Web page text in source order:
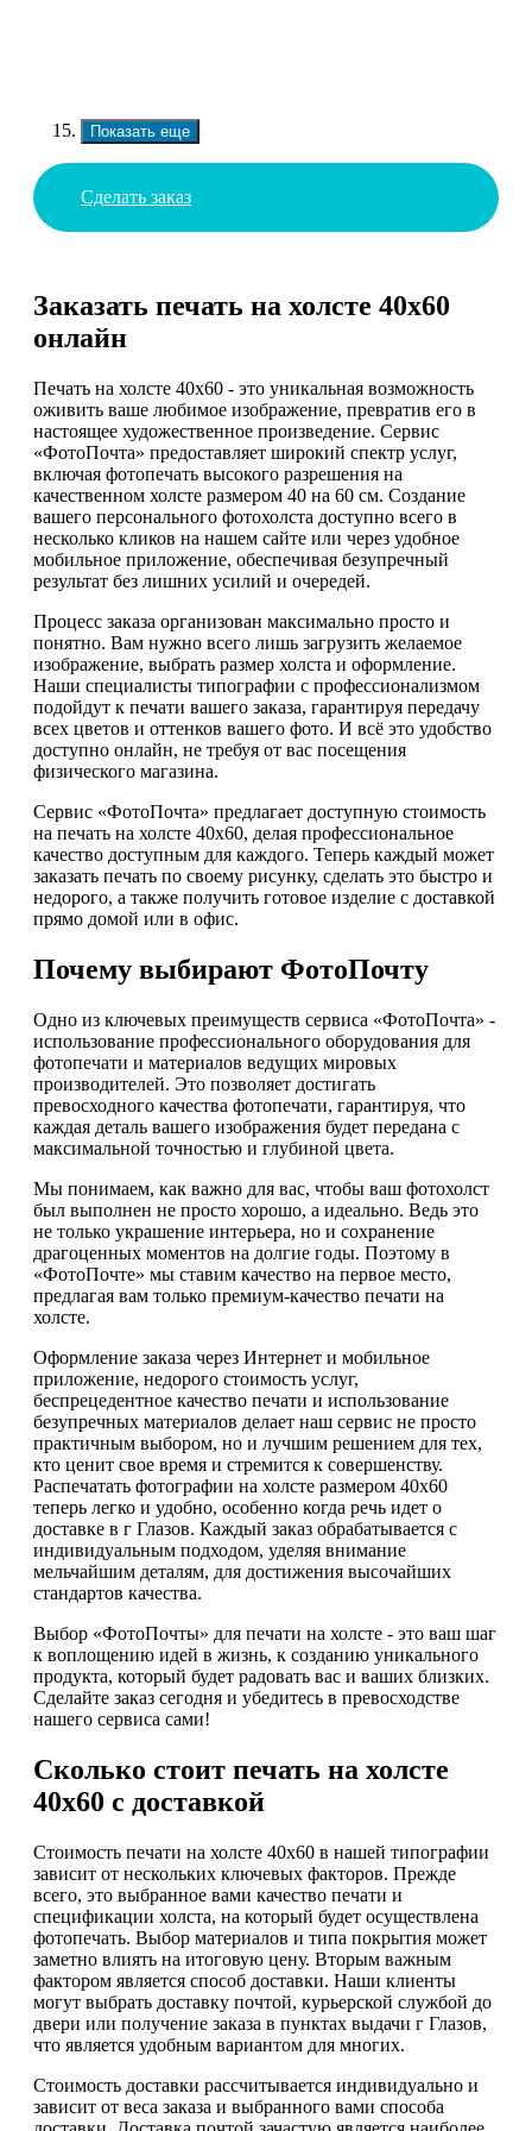
Показать еще
Сделать заказ
Заказать печать на холсте 40х60
онлайн
Печать на холсте 40х60 - это уникальная возможность
оживить ваше любимое изображение, превратив его в
настоящее художественное произведение. Сервис
«ФотоПочта» предоставляет широкий спектр услуг,
включая фотопечать высокого разрешения на
качественном холсте размером 40 на 60 см. Создание
вашего персонального фотохолста доступно всего в
несколько кликов на нашем сайте или через удобное
мобильное приложение, обеспечивая безупречный
результат без лишних усилий и очередей.
Процесс заказа организован максимально просто и
понятно. Вам нужно всего лишь загрузить желаемое
изображение, выбрать размер холста и оформление.
Наши специалисты типографии с профессионализмом
подойдут к печати вашего заказа, гарантируя передачу
всех цветов и оттенков вашего фото. И всё это удобство
доступно онлайн, не требуя от вас посещения
физического магазина.
Сервис «ФотоПочта» предлагает доступную стоимость
на печать на холсте 40х60, делая профессиональное
качество доступным для каждого. Теперь каждый может
заказать печать по своему рисунку, сделать это быстро и
недорого, а также получить готовое изделие с доставкой
прямо домой или в офис.
Почему выбирают ФотоПочту
Одно из ключевых преимуществ сервиса «ФотоПочта» -
использование профессионального оборудования для
фотопечати и материалов ведущих мировых
производителей. Это позволяет достигать
превосходного качества фотопечати, гарантируя, что
каждая деталь вашего изображения будет передана с
максимальной точностью и глубиной цвета.
Мы понимаем, как важно для вас, чтобы ваш фотохолст
был выполнен не просто хорошо, а идеально. Ведь это
не только украшение интерьера, но и сохранение
драгоценных моментов на долгие годы. Поэтому в
«ФотоПочте» мы ставим качество на первое место,
предлагая вам только премиум-качество печати на
холсте.
Оформление заказа через Интернет и мобильное
приложение, недорого стоимость услуг,
беспрецедентное качество печати и использование
безупречных материалов делает наш сервис не просто
практичным выбором, но и лучшим решением для тех,
кто ценит свое время и стремится к совершенству.
Распечатать фотографии на холсте размером 40х60
теперь легко и удобно, особенно когда речь идет о
доставке в г Глазов. Каждый заказ обрабатывается с
индивидуальным подходом, уделяя внимание
мельчайшим деталям, для достижения высочайших
стандартов качества.
Выбор «ФотоПочты» для печати на холсте - это ваш шаг
к воплощению идей в жизнь, к созданию уникального
продукта, который будет радовать вас и ваших близких.
Сделайте заказ сегодня и убедитесь в превосходстве
нашего сервиса сами!
Сколько стоит печать на холсте
40х60 с доставкой
Стоимость печати на холсте 40х60 в нашей типографии
зависит от нескольких ключевых факторов. Прежде
всего, это выбранное вами качество печати и
спецификации холста, на который будет осуществлена
фотопечать. Выбор материалов и типа покрытия может
заметно влиять на итоговую цену. Вторым важным
фактором является способ доставки. Наши клиенты
могут выбрать доставку почтой, курьерской службой до
двери или получение заказа в пунктах выдачи г Глазов,
что является удобным вариантом для многих.
Стоимость доставки рассчитывается индивидуально и
зависит от веса заказа и выбранного вами способа